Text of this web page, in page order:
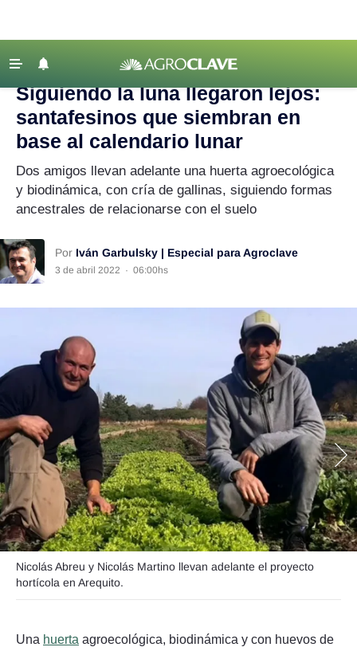
Agricultura
Ganadería
Lechería
Tecnología
Maquinaria agrícola
Agenda
Regionales
Mercados
Seguinos
‹ VOLVER
Agroclave Huerta
Siguiendo la luna llegaron lejos:
santafesinos que siembran en
base al calendario lunar
Dos amigos llevan adelante una huerta agroecológica
y biodinámica, con cría de gallinas, siguiendo formas
ancestrales de relacionarse con el suelo
Por Iván Garbulsky | Especial para Agroclave
3 de abril 2022 · 06:00hs
Nicolás Abreu y Nicolás Martino llevan adelante el proyecto
hortícola en Arequito.
Una huerta agroecológica, biodinámica y con huevos de